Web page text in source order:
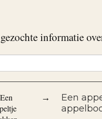
informatie
→
Een